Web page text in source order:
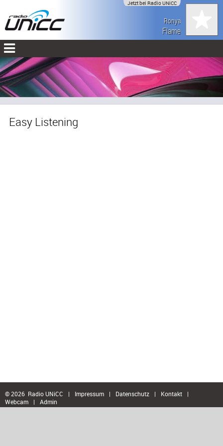
Jetzt bei Radio UNiCC
Ronya
Flame
Easy Listening
© 2026 Radio UNiCC | Impressum | Datenschutz | Kontakt
|
Webcam
| Admin